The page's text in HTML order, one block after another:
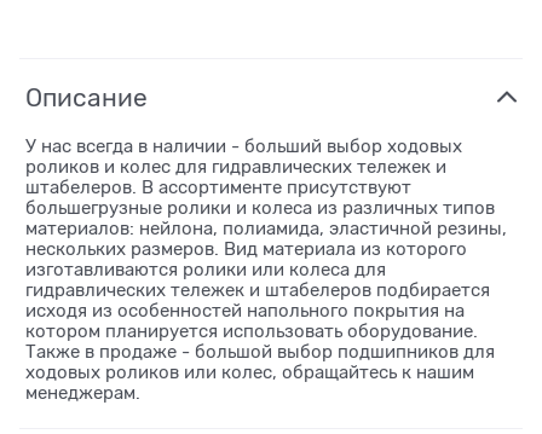
Описание
У нас всегда в наличии - больший выбор ходовых
роликов и колес для гидравлических тележек и
штабелеров. В ассортименте присутствуют
большегрузные ролики и колеса из различных типов
материалов: нейлона, полиамида, эластичной резины,
нескольких размеров. Вид материала из которого
изготавливаются ролики или колеса для
гидравлических тележек и штабелеров подбирается
исходя из особенностей напольного покрытия на
котором планируется использовать оборудование.
Также в продаже - большой выбор подшипников для
ходовых роликов или колес, обращайтесь к нашим
менеджерам.